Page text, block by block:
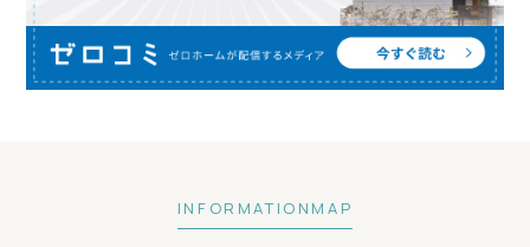
INFORMATIONMAP